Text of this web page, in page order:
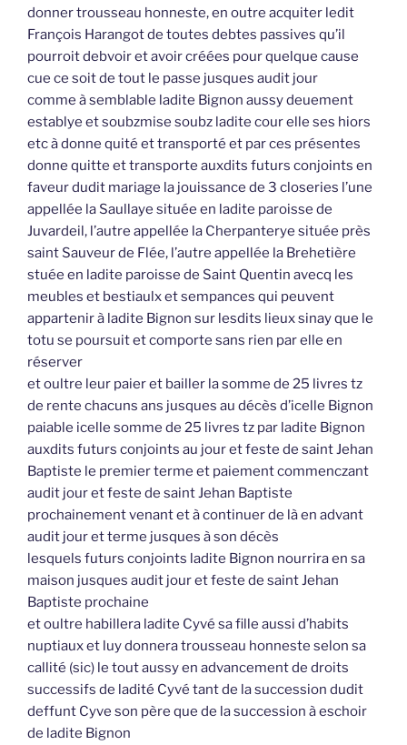
donner trousseau honneste, en outre acquiter ledit
François Harangot de toutes debtes passives qu’il
pourroit debvoir et avoir créées pour quelque cause
cue ce soit de tout le passe jusques audit jour
comme à semblable ladite Bignon aussy deuement
establye et soubzmise soubz ladite cour elle ses hiors
etc à donne quité et transporté et par ces présentes
donne quitte et transporte auxdits futurs conjoints en
faveur dudit mariage la jouissance de 3 closeries l’une
appellée la Saullaye située en ladite paroisse de
Juvardeil, l’autre appellée la Cherpanterye située près
saint Sauveur de Flée, l’autre appellée la Brehetière
stuée en ladite paroisse de Saint Quentin avecq les
meubles et bestiaulx et sempances qui peuvent
appartenir à ladite Bignon sur lesdits lieux sinay que le
totu se poursuit et comporte sans rien par elle en
réserver
et oultre leur paier et bailler la somme de 25 livres tz
de rente chacuns ans jusques au décès d’icelle Bignon
paiable icelle somme de 25 livres tz par ladite Bignon
auxdits futurs conjoints au jour et feste de saint Jehan
Baptiste le premier terme et paiement commenczant
audit jour et feste de saint Jehan Baptiste
prochainement venant et à continuer de là en advant
audit jour et terme jusques à son décès
lesquels futurs conjoints ladite Bignon nourrira en sa
maison jusques audit jour et feste de saint Jehan
Baptiste prochaine
et oultre habillera ladite Cyvé sa fille aussi d’habits
nuptiaux et luy donnera trousseau honneste selon sa
callité (sic) le tout aussy en advancement de droits
successifs de ladité Cyvé tant de la succession dudit
deffunt Cyve son père que de la succession à eschoir
de ladite Bignon